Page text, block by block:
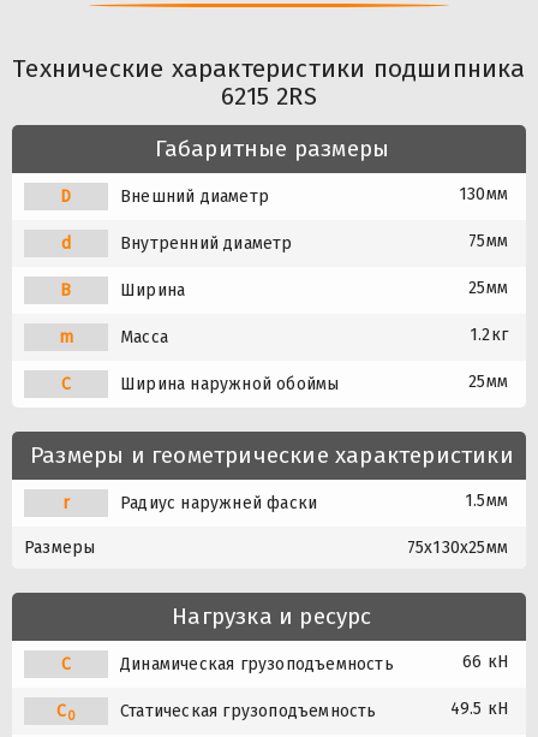
Технические характеристики подшипника
6215 2RS
Габаритные размеры
D Внешний диаметр 130мм
d Внутренний диаметр 75мм
B Ширина 25мм
m Масса 1.2кг
C Ширина наружной обоймы 25мм
Размеры и геометрические характеристики
r Радиус наружней фаски 1.5мм
Размеры 75x130x25мм
Нагрузка и ресурс
C Динамическая грузоподъемность 66 кН
C0 Статическая грузоподъемность 49.5 кН